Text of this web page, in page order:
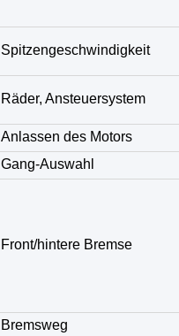
Spitzengeschwindigkeit
Räder, Ansteuersystem
Anlassen des Motors
Gang-Auswahl
Front/hintere Bremse
Bremsweg